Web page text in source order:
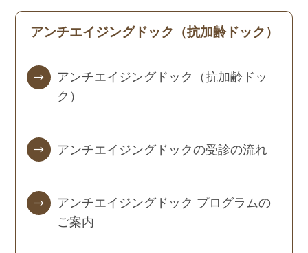
アンチエイジングドック（抗加齢ドック）
アンチエイジングドック（抗加齢ドッ
ク）
アンチエイジングドックの受診の流れ
アンチエイジングドック プログラムの
ご案内